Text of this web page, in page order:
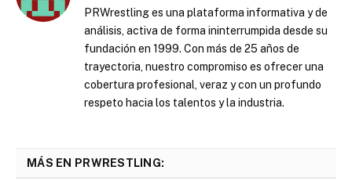
PRWrestling es una plataforma informativa y de
análisis, activa de forma ininterrumpida desde su
fundación en 1999. Con más de 25 años de
trayectoria, nuestro compromiso es ofrecer una
cobertura profesional, veraz y con un profundo
respeto hacia los talentos y la industria.
MÁS EN PRWRESTLING: